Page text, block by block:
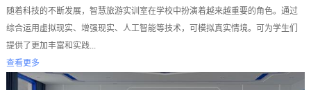
随着科技的不断发展，智慧旅游实训室在学校中扮演着越来越重要的角色。通过
综合运用虚拟现实、增强现实、人工智能等技术，可模拟真实情境。可为学生们
提供了更加丰富和实践...
查看更多